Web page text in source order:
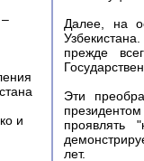
и
Далее, на
прежде
Эти
проявлять
лет.